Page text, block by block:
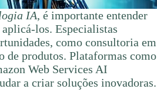
IA, é importante entender
los. Especialistas
como consultoria em
de produtos. Plataformas como
Web Services AI
a criar soluções inovadoras.